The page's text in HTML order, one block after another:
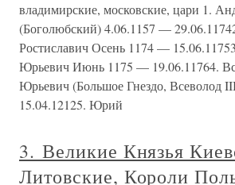
владимирские, московские, цари 1.
(Боголюбский) 4.06.1157 —
Ростиславич Осень 1174 —
Юрьевич Июнь 1175 — 19.06.11764.
Юрьевич (Большое Гнездо, Всеволод
15.04.12125. Юрий
3. Великие Князья
Литовские, Короли